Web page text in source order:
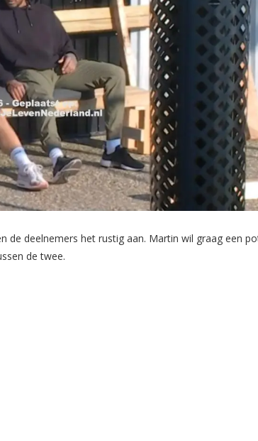
de deelnemers het rustig aan. Martin wil graag een
de twee.